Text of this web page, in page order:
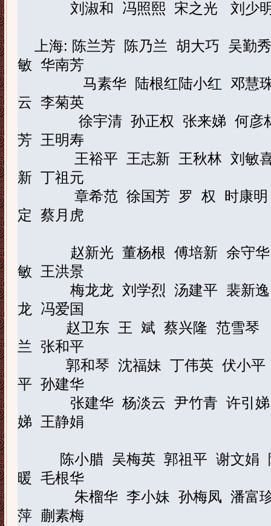
刘淑和
冯照熙 宋之光 刘少
上海: 陈兰芳 陈乃兰 胡大巧
吴勤秀
敏 华南芳
马素华
陆根红陆小红
邓慧
云 李菊英
徐宇清 孙正权 张来娣 何彦
芳
王明寿
王裕平
王志新 王秋林 刘敏
新 丁祖元
章希范 徐国芳 罗 权
时康明
定
蔡月虎
赵新光 董杨根 傅培新 余守华
敏
王洪景
梅龙龙 刘学烈 汤建平
裴新逸
龙
冯爱国
赵卫东
王 斌 蔡兴隆 范雪琴
兰
张和平
郭和琴 沈福妹 丁伟英 伏小平
平 孙建华
张建华 杨淡云 尹竹青 许引娣
娣
王静娟
陈小腊 吴梅英 郭祖平 谢文娟
暖
毛根华
朱榴华 李小妹 孙梅凤 潘富
萍
蒯素梅